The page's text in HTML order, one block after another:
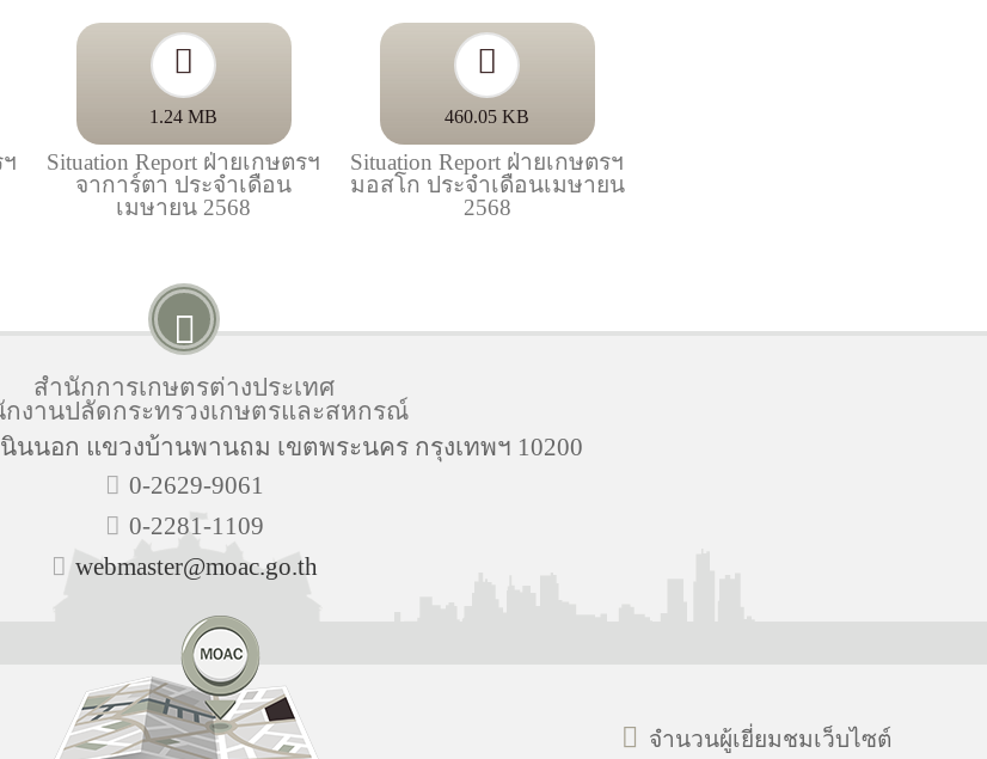
1.24 MB
Situation Report ฝ่ายเกษตรฯ
จาการ์ตา ประจำเดือน
เมษายน 2568
460.05 KB
Situation Report ฝ่ายเกษตรฯ
มอสโก ประจำเดือนเมษายน
2568
สำนักการเกษตรต่างประเทศ
งานปลัดกระทรวงเกษตรและสหกรณ์
นนอก แขวงบ้านพานถม เขตพระนคร กรุงเทพฯ 10200
0-2629-9061
0-2281-1109
webmaster@moac.go.th
จำนวนผู้เยี่ยมชมเว็บไซต์